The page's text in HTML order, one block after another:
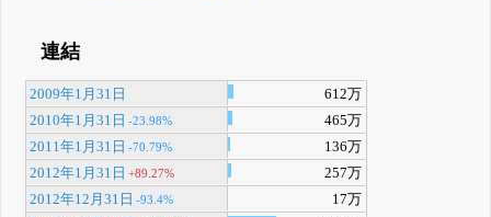
連結
2009年1月31日
612万
2010年1月31日 -23.98%
465万
2011年1月31日 -70.79%
136万
2012年1月31日 +89.27%
257万
2012年12月31日 -93.4%
17万